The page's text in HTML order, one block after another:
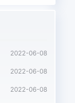
2022-06-08
2022-06-08
2022-06-08